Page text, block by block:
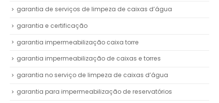
garantia de serviços de limpeza de caixas d’água
garantia e certificação
garantia impermeabilização caixa torre
garantia impermeabilização de caixas e torres
garantia no serviço de limpeza de caixas d’água
garantia para impermeabilização de reservatórios